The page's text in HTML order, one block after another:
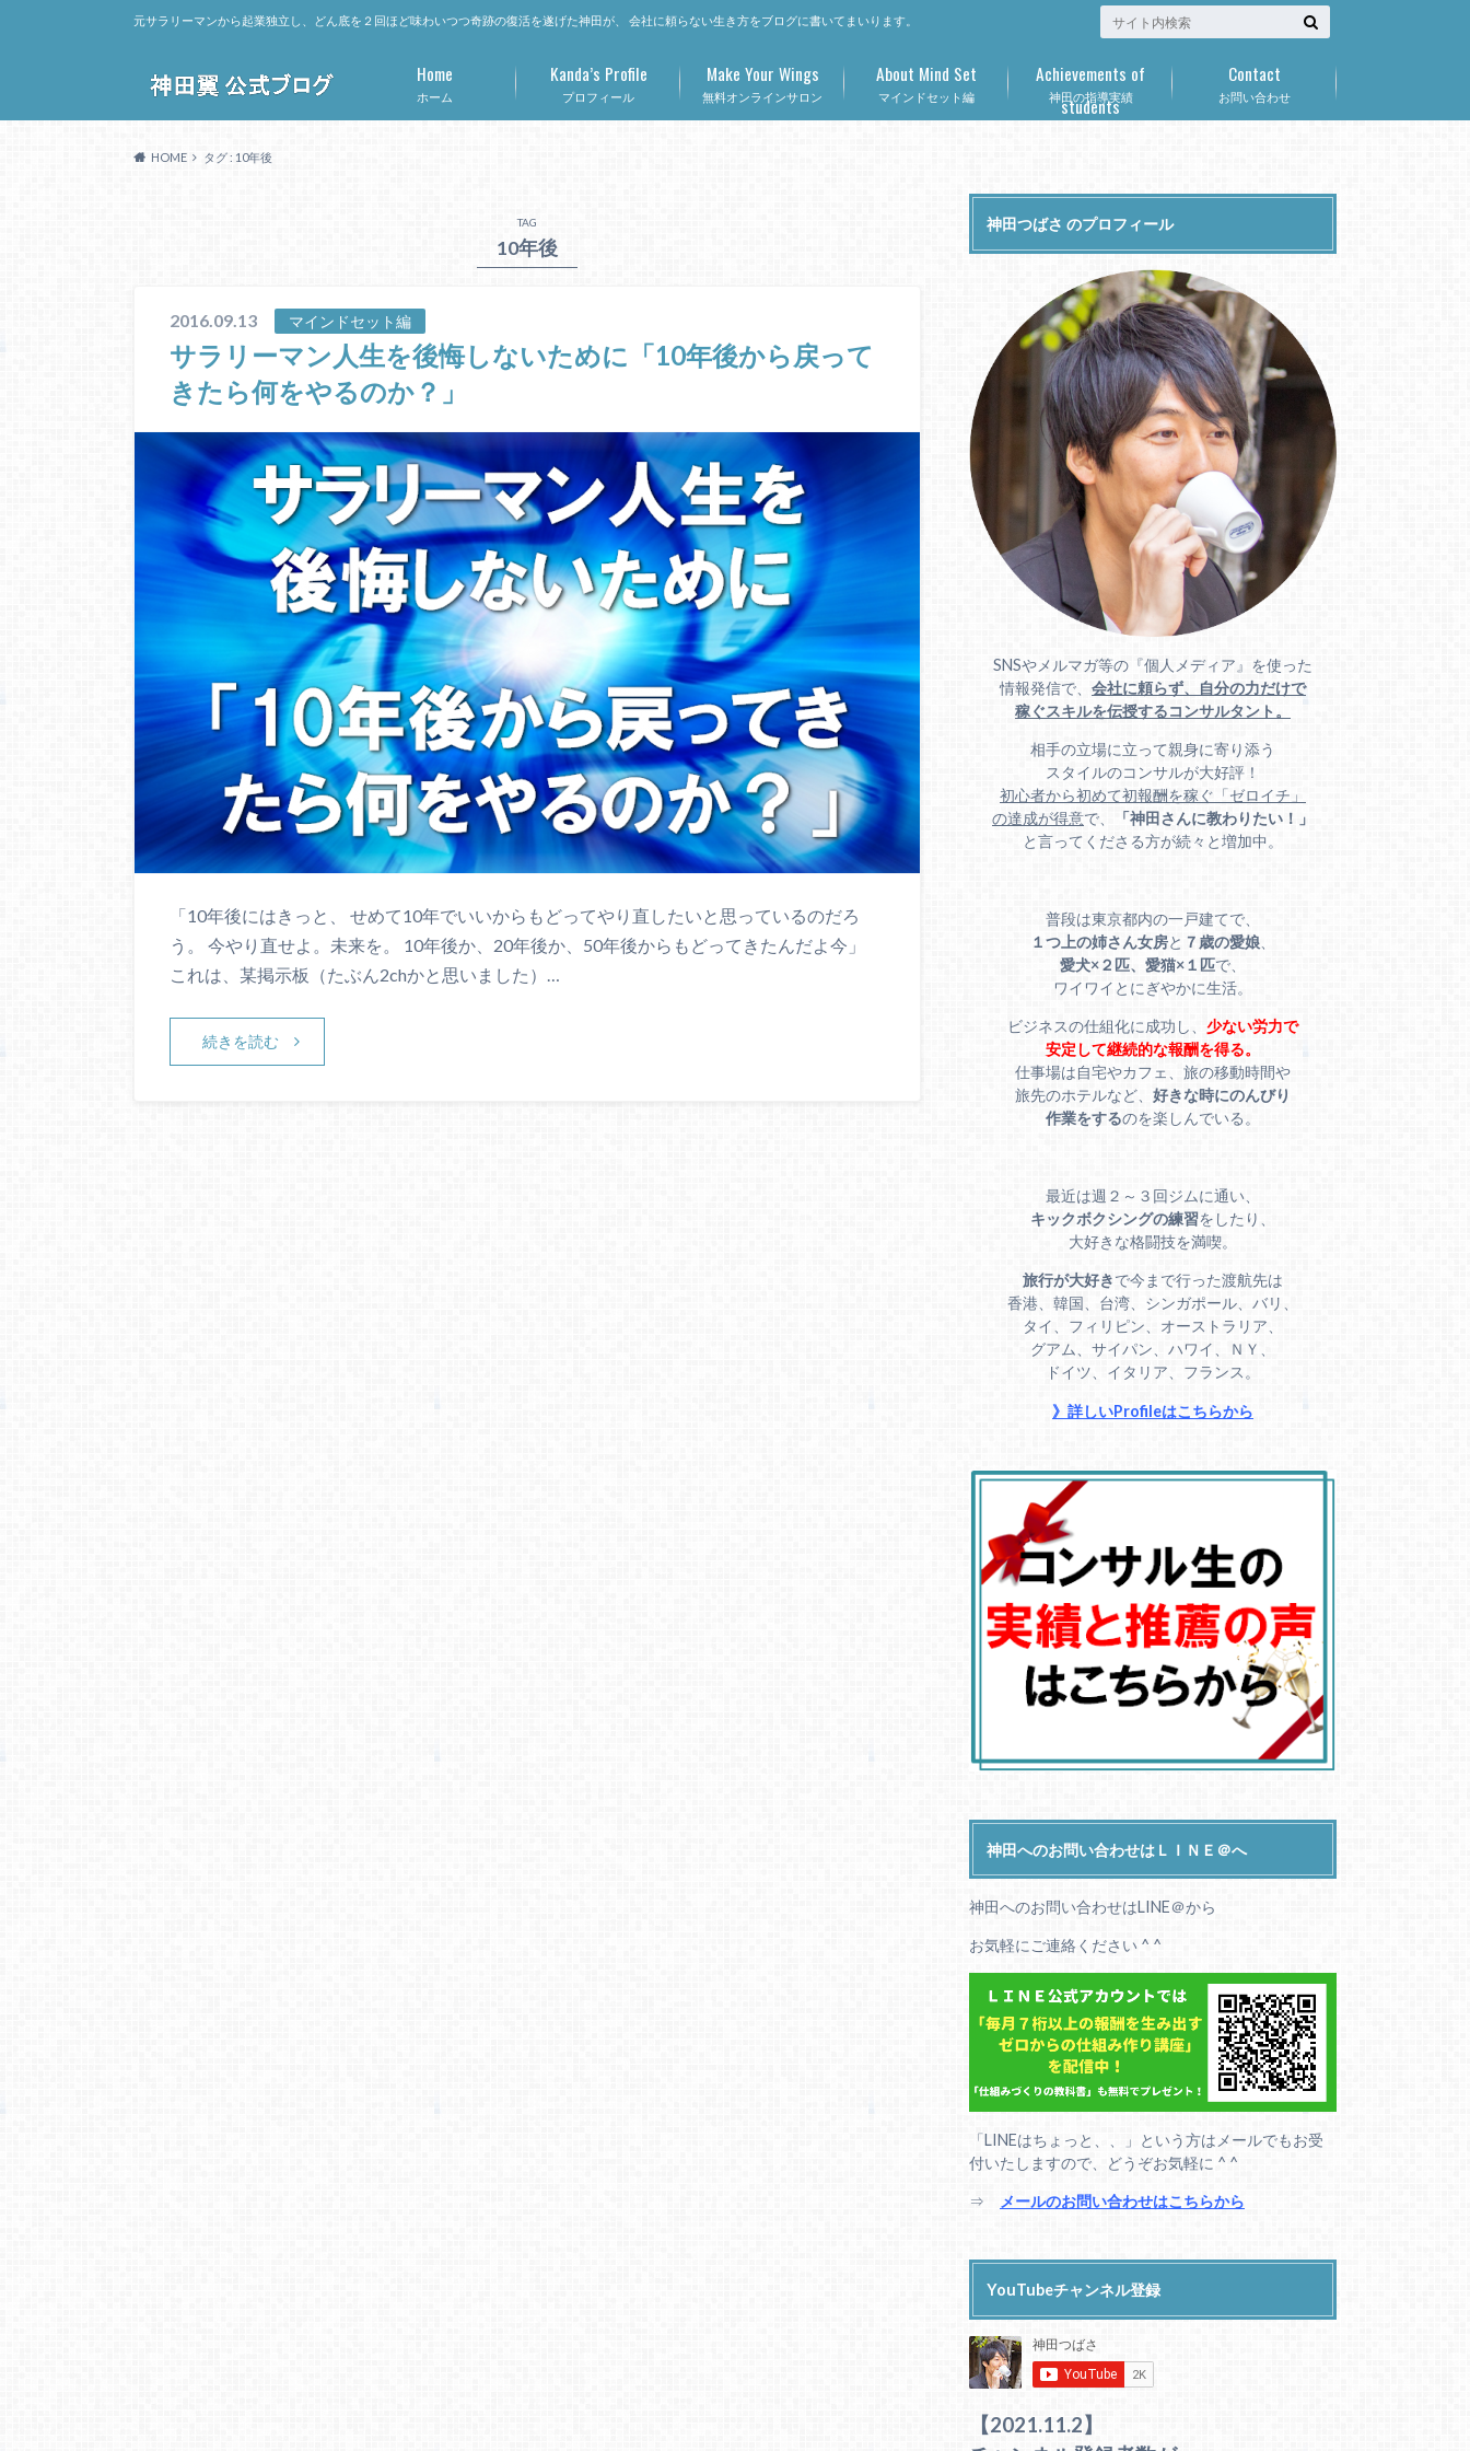
元サラリーマンから起業独立し、どん底を２回ほど味わいつつ奇跡の復活を遂げた神田が、 会社に頼らない生き方をブログに書いてまいります。
ホーム
Home
プロフィール
Kanda’s Profile
無料オンラインサロン
Make Your Wings
マインドセット編
About Mind Set
神田の指導実績
Achievements of
students
お問い合わせ
Contact
HOME タグ : 10年後
TAG
10年後
2016.09.13 マインドセット編
サラリーマン人生を後悔しないために「10年後から戻って
きたら何をやるのか？」
「10年後にはきっと、 せめて10年でいいからもどってやり直したいと思っているのだろ
う。 今やり直せよ。未来を。 10年後か、20年後か、50年後からもどってきたんだよ今」
これは、某掲示板（たぶん2chかと思いました）…
続きを読む
神田つばさ のプロフィール
SNSやメルマガ等の『個人メディア』を使った
情報発信で、 会社に頼らず、自分の力だけで
稼ぐスキルを伝授するコンサルタント。
相手の立場に立って親身に寄り添う
スタイルのコンサルが大好評！
初心者から初めて初報酬を稼ぐ「ゼロイチ」
の達成が得意で、
「神田さんに教わりたい！」
と言ってくださる方が続々と増加中。
普段は東京都内の一戸建てで、
１つ上の姉さん女房と ７歳の愛娘
愛犬×２匹、愛猫×１匹で、
ワイワイとにぎやかに生活。
ビジネスの仕組化に成功し、 少ない労力で
安定して継続的な報酬を得る。
仕事場は自宅やカフェ、旅の移動時間や
旅先のホテルなど、 好きな時にのんびり
作業をするのを楽しんでいる。
最近は週２～３回ジムに通い、
キックボクシングの練習をしたり、
大好きな格闘技を満喫。
旅行が大好きで今まで行った渡航先は
香港、韓国、台湾、シンガポール、バリ、
タイ、フィリピン、オーストラリア、
グアム、サイパン、ハワイ、ＮＹ、
ドイツ、イタリア、フランス。
》詳しいProfileはこちらから
神田へのお問い合わせはＬＩＮＥ＠へ
神田へのお問い合わせはLINE＠から
お気軽にご連絡ください ^ ^
「LINEはちょっと、、」という方はメールでもお受
付いたしますので、どうぞお気軽に ^ ^
⇒ メールのお問い合わせはこちらから
YouTubeチャンネル登録
【2021.11.2】